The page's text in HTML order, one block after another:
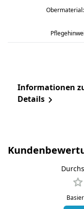
Informationen
Details